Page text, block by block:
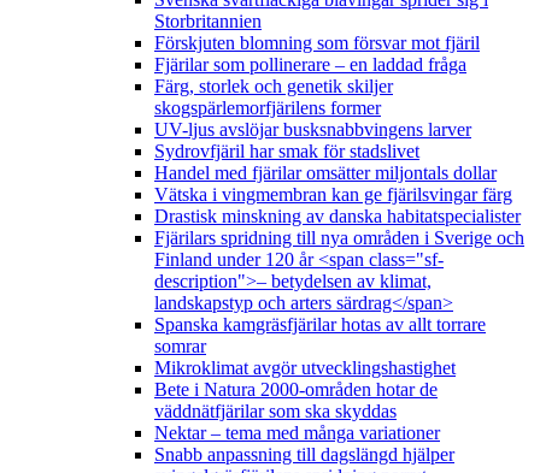
Storbritannien
Förskjuten blomning som försvar mot fjäril
Fjärilar som pollinerare – en laddad fråga
Färg, storlek och genetik skiljer
skogspärlemorfjärilens former
UV-ljus avslöjar busksnabbvingens larver
Sydrovfjäril har smak för stadslivet
Handel med fjärilar omsätter miljontals dollar
Vätska i vingmembran kan ge fjärilsvingar färg
Drastisk minskning av danska habitatspecialister
Fjärilars spridning till nya områden i Sverige och
Finland under 120 år <span class="sf-
description">– betydelsen av klimat,
landskapstyp och arters särdrag</span>
Spanska kamgräsfjärilar hotas av allt torrare
somrar
Mikroklimat avgör utvecklingshastighet
Bete i Natura 2000-områden hotar de
väddnätfjärilar som ska skyddas
Nektar – tema med många variationer
Snabb anpassning till dagslängd hjälper